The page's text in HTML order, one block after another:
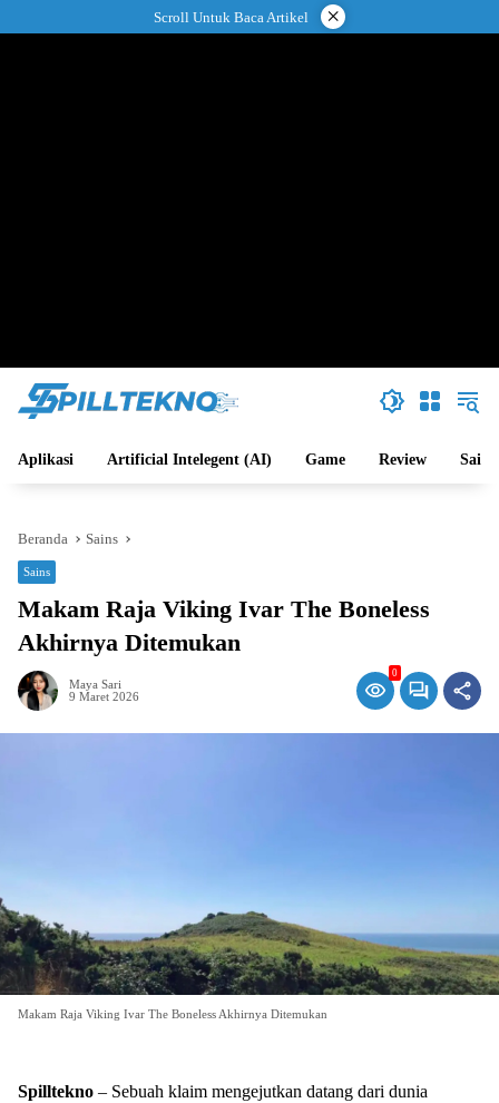
ke
Scroll Untuk Baca Artikel ×
Aplikasi Artificial Intelegent (AI) Game Review Sains
Beranda Sains
Sains
Makam Raja Viking Ivar The Boneless
Akhirnya Ditemukan
Maya Sari
9 Maret 2026
0
Makam Raja Viking Ivar The Boneless Akhirnya Ditemukan
Spilltekno – Sebuah klaim mengejutkan datang dari dunia